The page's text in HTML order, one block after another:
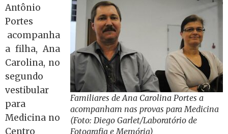
Familiares de Ana Carolina Portes a
acompanham nas provas para Medicina
(Foto: Diego Garlet/Laboratório de
Fotografia e Memória)
Antônio
Portes
acompanha
a filha, Ana
Carolina, no
segundo
vestibular
para
Medicina no
Centro